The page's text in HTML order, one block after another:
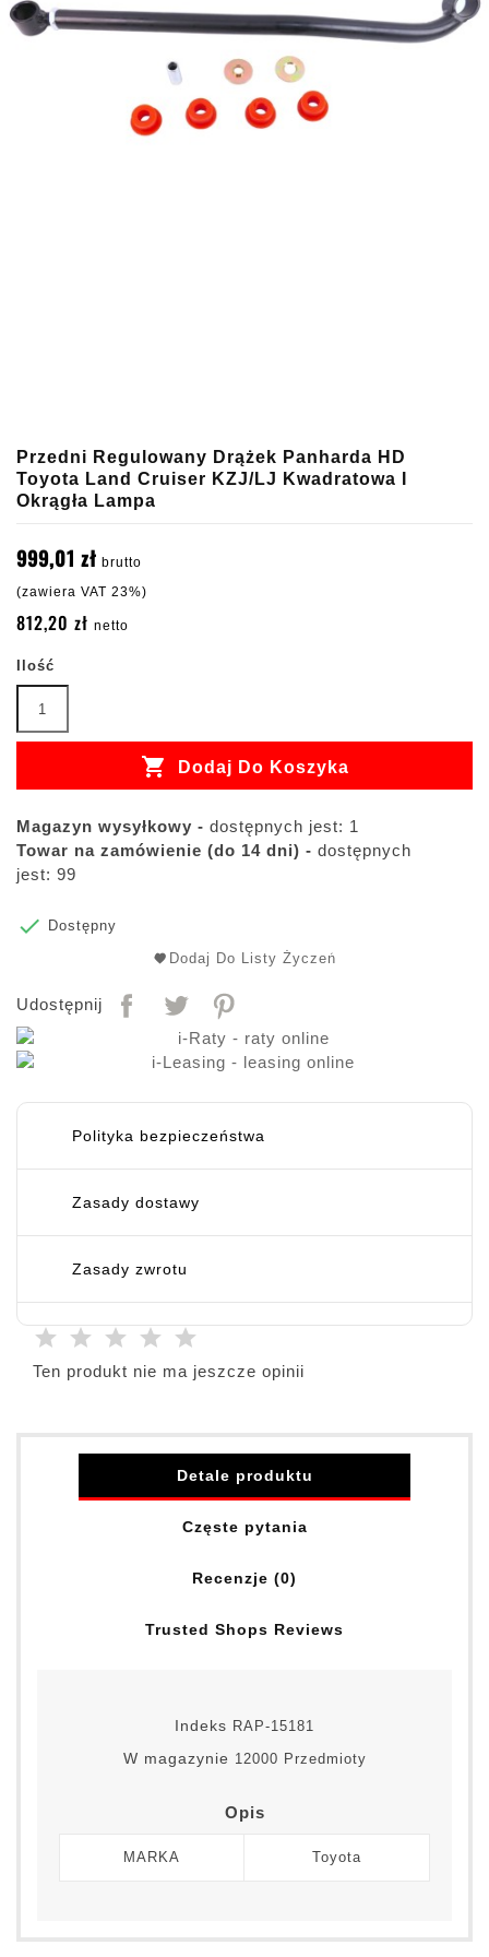
Przedni Regulowany Drążek Panharda HD
Toyota Land Cruiser KZJ/LJ Kwadratowa I
Okrągła Lampa
999,01 zł brutto
(zawiera VAT 23%)
812,20 zł netto
Ilość
 Dodaj Do Koszyka
Magazyn wysyłkowy - dostępnych jest: 1
Towar na zamówienie (do 14 dni) - dostępnych
jest: 99

Dostępny
Dodaj Do Listy Życzeń
Udostępnij
Polityka bezpieczeństwa
Zasady dostawy
Zasady zwrotu
Ten produkt nie ma jeszcze opinii
Detale produktu
Częste pytania
Recenzje (0)
Trusted Shops Reviews
Indeks RAP-15181
W magazynie 12000 Przedmioty
Opis
MARKA Toyota